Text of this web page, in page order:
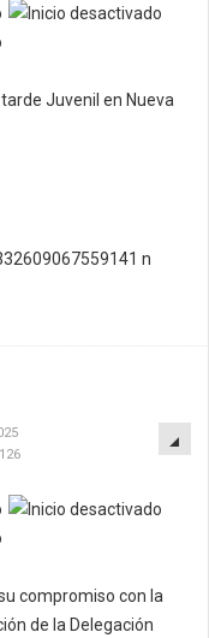
Juvenil en Nueva
compromiso con la
de la Delegación